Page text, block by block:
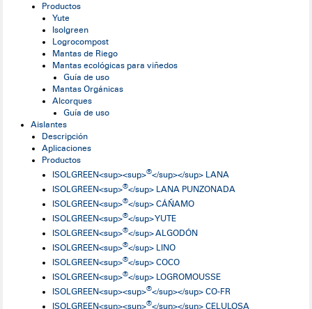
Productos
Yute
Isolgreen
Logrocompost
Mantas de Riego
Mantas ecológicas para viñedos
Guía de uso
Mantas Orgánicas
Alcorques
Guía de uso
Aislantes
Descripción
Aplicaciones
Productos
ISOLGREEN<sup><sup>®</sup></sup> LANA
ISOLGREEN<sup>®</sup> LANA PUNZONADA
ISOLGREEN<sup>®</sup> CÁÑAMO
ISOLGREEN<sup>®</sup> YUTE
ISOLGREEN<sup>®</sup> ALGODÓN
ISOLGREEN<sup>®</sup> LINO
ISOLGREEN<sup>®</sup> COCO
ISOLGREEN<sup>®</sup> LOGROMOUSSE
ISOLGREEN<sup><sup>®</sup></sup> CO-FR
ISOLGREEN<sup><sup>®</sup></sup> CELULOSA